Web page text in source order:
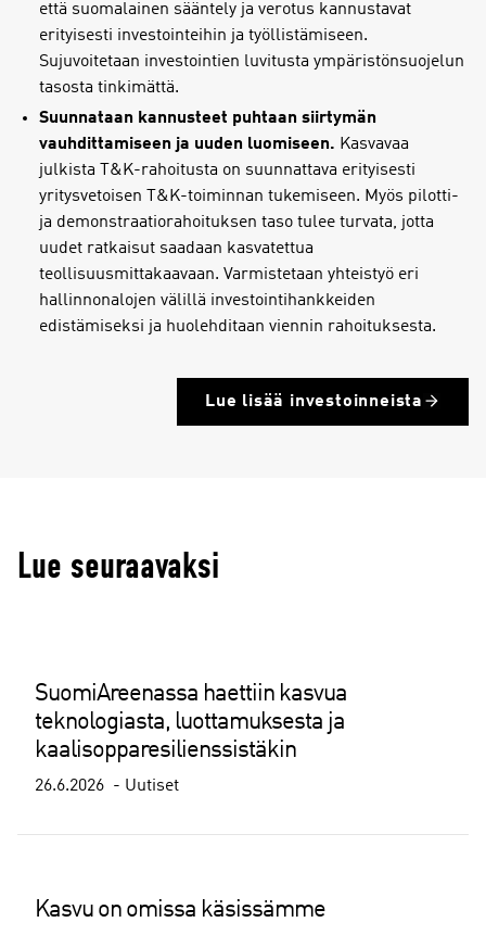
että suomalainen sääntely ja verotus kannustavat
erityisesti investointeihin ja työllistämiseen.
Sujuvoitetaan investointien luvitusta ympäristönsuojelun
tasosta tinkimättä.
Suunnataan kannusteet puhtaan siirtymän
vauhdittamiseen ja uuden luomiseen. Kasvavaa
julkista T&K-rahoitusta on suunnattava erityisesti
yritysvetoisen T&K-toiminnan tukemiseen. Myös pilotti-
ja demonstraatiorahoituksen taso tulee turvata, jotta
uudet ratkaisut saadaan kasvatettua
teollisuusmittakaavaan. Varmistetaan yhteistyö eri
hallinnonalojen välillä investointihankkeiden
edistämiseksi ja huolehditaan viennin rahoituksesta.
Lue lisää investoinneista
Lue seuraavaksi
SuomiAreenassa haettiin kasvua
teknologiasta, luottamuksesta ja
kaalisopparesilienssistäkin
26.6.2026 Uutiset
Kasvu on omissa käsissämme